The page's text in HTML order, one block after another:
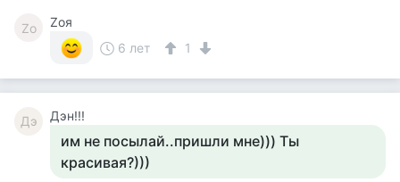
Zо
Zоя
6 лет
1
Дэ Дэн!!!
им не посылай..пришли мне))) Ты
красивая?)))